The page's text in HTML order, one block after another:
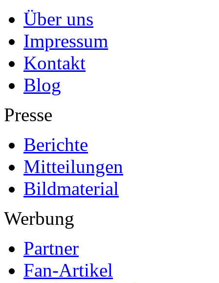
Über uns
Impressum
Kontakt
Blog
Presse
Berichte
Mitteilungen
Bildmaterial
Werbung
Partner
Fan-Artikel